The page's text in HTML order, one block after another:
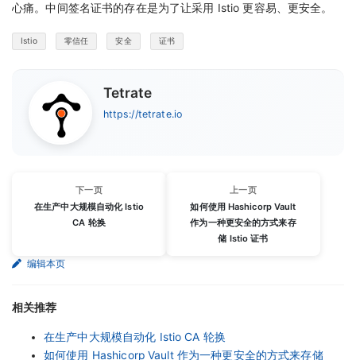
心痛。中间签名证书的存在是为了让采用 Istio 更容易、更安全。
Istio 零信任 安全 证书
Tetrate
https://tetrate.io
下一页
在生产中大规模自动化 Istio
CA 轮换
上一页
如何使用 Hashicorp Vault
作为一种更安全的方式来存
储 Istio 证书
编辑本页
相关推荐
在生产中大规模自动化 Istio CA 轮换
如何使用 Hashicorp Vault 作为一种更安全的方式来存储